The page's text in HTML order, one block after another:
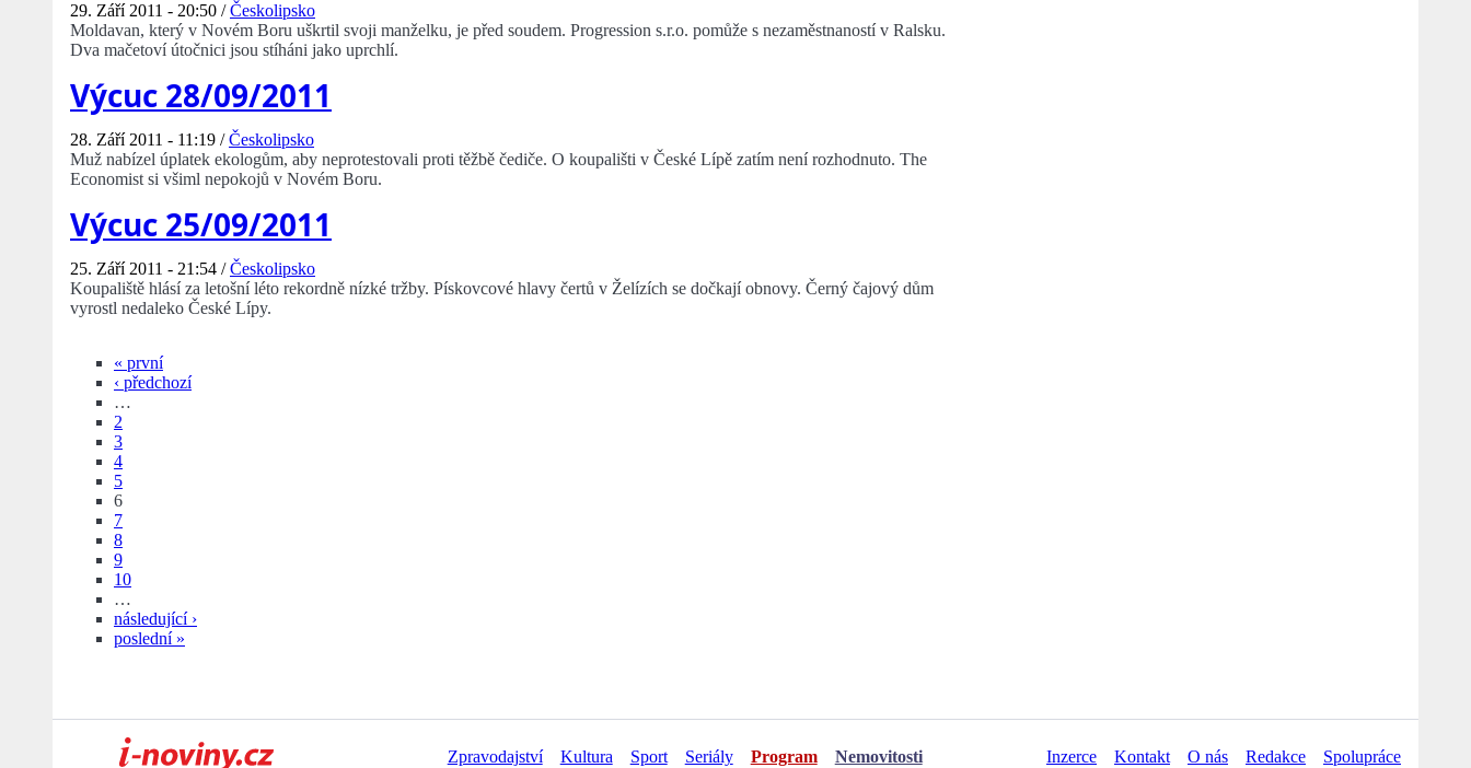
29. Září 2011 - 20:50 /Českolipsko
Moldavan, který v Novém Boru uškrtil svoji manželku, je před soudem. Progression s.r.o. pomůže s nezaměstnaností v Ralsku.
Dva mačetoví útočnici jsou stíháni jako uprchlí.
Výcuc 28/09/2011
28. Září 2011 - 11:19 /Českolipsko
Muž nabízel úplatek ekologům, aby neprotestovali proti těžbě čediče. O koupališti v České Lípě zatím není rozhodnuto. The
Economist si všiml nepokojů v Novém Boru.
Výcuc 25/09/2011
25. Září 2011 - 21:54 /Českolipsko
Koupaliště hlásí za letošní léto rekordně nízké tržby. Pískovcové hlavy čertů v Želízích se dočkají obnovy. Černý čajový dům
vyrostl nedaleko České Lípy.
« první
‹ předchozí
…
2
3
4
5
6
7
8
9
10
…
následující ›
poslední »
Zpravodajství Kultura Sport Seriály Program Nemovitosti Inzerce Kontakt O nás Redakce Spolupráce